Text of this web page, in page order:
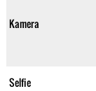
Kamera
Selfie